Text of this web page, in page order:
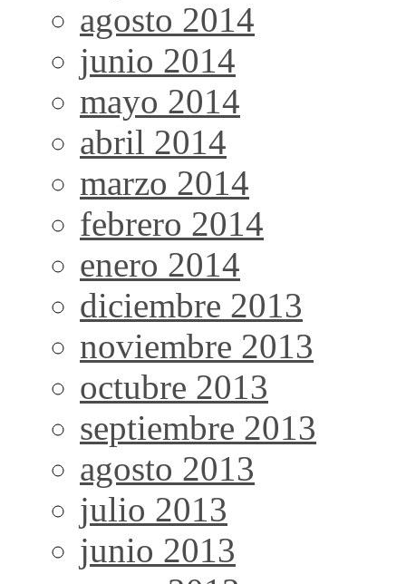
agosto 2014
junio 2014
mayo 2014
abril 2014
marzo 2014
febrero 2014
enero 2014
diciembre 2013
noviembre 2013
octubre 2013
septiembre 2013
agosto 2013
julio 2013
junio 2013